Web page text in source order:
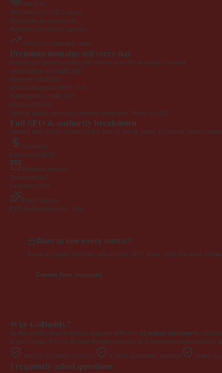
Great for
301 redirect for SEO equity
Newsletter or community
Personal portfolio or agency
Recent comparable sales
Premium domains sell every day
A small sample of recently sold domains on the secondary market.
creatingitfutures.org$1,060
thinkeye.com$690
arezzoristorante.com$1,713
instantprints.com$1,232
intraa.com$426
Source: public secondary-market sales feed. Prices in USD.
Full SEO & authority breakdown
Verified from public sources at the time of listing. Some advanced metrics
Valuation
Listed price$195
Wayback archive
Snapshots 107
First seen2009
Brand signals
EXD NameAppeal 4.0 · Fair
Want to see every metric?
Free account unlocks advanced SEO data, side-by-side
Create free account
Why GoDaddy?
As the world's largest domain registrar with over 20 million customers,
a wide range of TLDs. Its user-friendly interface and comprehensive
Secure GoDaddy checkout ICANN-accredited registrar 20M+
Frequently asked questions